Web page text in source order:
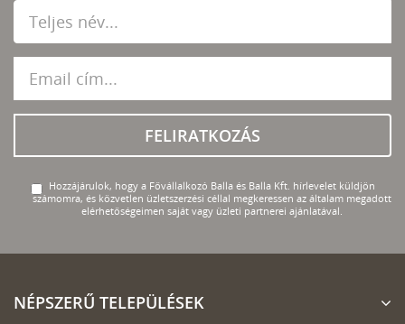
FELIRATKOZÁS
Hozzájárulok, hogy a Fővállalkozó Balla és Balla Kft. hírlevelet küldjön
számomra, és közvetlen üzletszerzési céllal megkeressen az általam megadott
elérhetőségeimen saját vagy üzleti partnerei ajánlatával.
NÉPSZERŰ TELEPÜLÉSEK